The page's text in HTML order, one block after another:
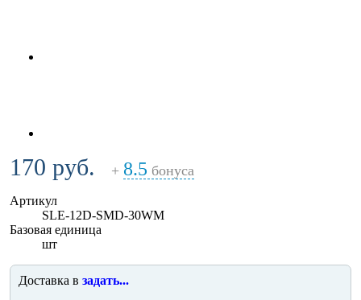
170 руб. + 8.5 бонуса
Артикул
SLE-12D-SMD-30WM
Базовая единица
шт
Доставка в задать...